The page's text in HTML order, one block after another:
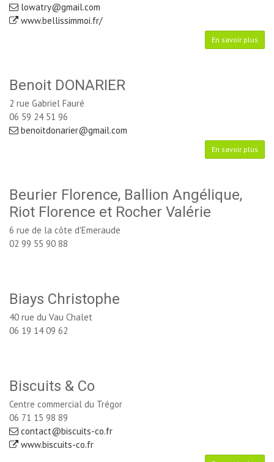
lowatry@gmail.com
www.bellissimmoi.fr/
En savoir plus
Benoit DONARIER
2 rue Gabriel Fauré
06 59 24 51 96
benoitdonarier@gmail.com
En savoir plus
Beurier Florence, Ballion Angélique,
Riot Florence et Rocher Valérie
6 rue de la côte d'Emeraude
02 99 55 90 88
Biays Christophe
40 rue du Vau Chalet
06 19 14 09 62
Biscuits & Co
Centre commercial du Trégor
06 71 15 98 89
contact@biscuits-co.fr
www.biscuits-co.fr